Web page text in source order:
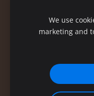
We use
marketing and